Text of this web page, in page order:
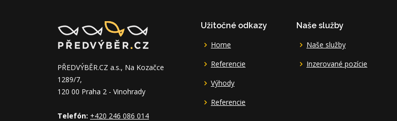
PŘEDVÝBĚR.CZ a.s., Na Kozačce
1289/7,
120 00 Praha 2 - Vinohrady
Telefón: +420 246 086 014
Užitočné odkazy
Home
Referencie
Výhody
Referencie
Naše služby
Naše služby
Inzerované pozície